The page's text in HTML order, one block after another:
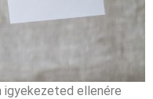
igyekezeted ellenére